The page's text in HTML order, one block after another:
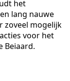
het
lang nauwe
zoveel mogelijk
voor het
Beiaard.